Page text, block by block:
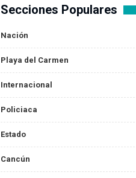
Secciones Populares
Nación
Playa del Carmen
Internacional
Policiaca
Estado
Cancún